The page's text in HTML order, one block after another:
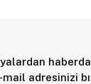
mail adresinizi